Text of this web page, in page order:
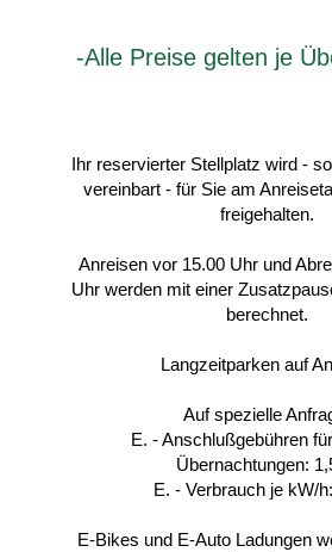
-Alle Preise gelten je
Ihr reservierter Stellplatz wird -
vereinbart - für Sie am
freigehalten.
Anreisen vor 15.00 Uhr und
Uhr werden mit einer
berechnet.
Langzeitparken auf
Auf spezielle
E. - Anschlußgebühren
Übernachtungen:
E. - Verbrauch je kW/
E-Bikes und E-Auto Ladungen